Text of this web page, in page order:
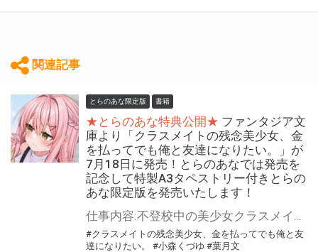
関連記事
とらのあな限定版 書籍
★とらのあな特典公開★ ファンタジア文
庫より「クラスメイトの残念美少女、金
を払ってでも俺と友達になりたい。」が
7月18日に発売！とらのあなでは発売を
記念して特製A3タペストリー付きとらの
あな限定版を発売いたします！
#クラスメイトの残念美少女、金を払ってでも俺と友
達になりたい。
#小森くづゆ #葉月文